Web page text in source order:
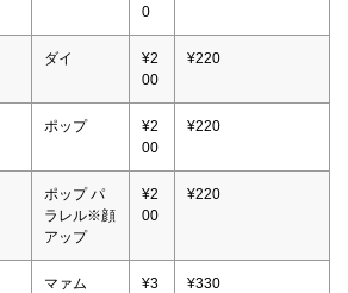
0
ダイ
¥2
00
¥220
ポップ
¥2
00
¥220
ポップ パ
ラレル※顔
アップ
¥2
00
¥220
マァム
¥3
¥330